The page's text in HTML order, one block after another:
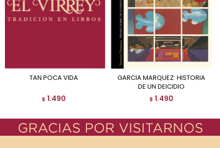
TAN POCA VIDA
$ 1.490
GARCIA MARQUEZ: HISTORIA
DE UN DEICIDIO
$ 1.490